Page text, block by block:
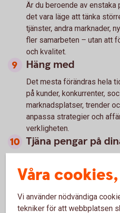
Är du beroende av
det vara läge att tänka
tjänster, andra marknader,
fler samarbeten – utan att
och kvalitet.
Häng med
Det mesta förändras hela
på kunder, konkurrenter,
marknadsplatser, trender
anpassa strategier och
verkligheten.
Tjäna pengar på
att placera dem så att
dig att trygga ekonomin i
Våra
Vi använder nödvändiga
tekniker för att webbplatsen